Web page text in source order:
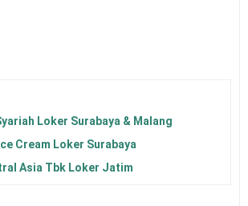
Loker Surabaya & Malang
Cream Loker Surabaya
Asia Tbk Loker Jatim